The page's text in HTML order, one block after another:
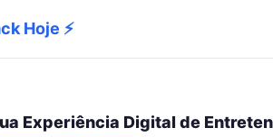
Hoje ⚡
Experiência Digital de